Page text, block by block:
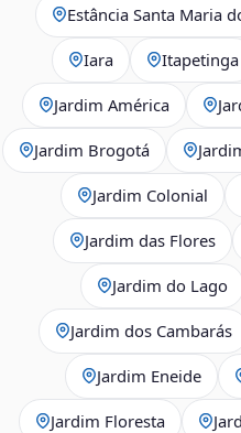
Estância Santa Maria
Iara Itapetinga
Jardim América
Jardim Brogotá
Jardim Colonial
Jardim das Flores
Jardim do Lago
Jardim dos Cambarás
Jardim Eneide
Jardim Floresta